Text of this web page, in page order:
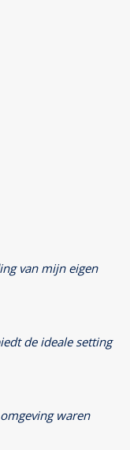
van mijn eigen
de ideale setting
waren